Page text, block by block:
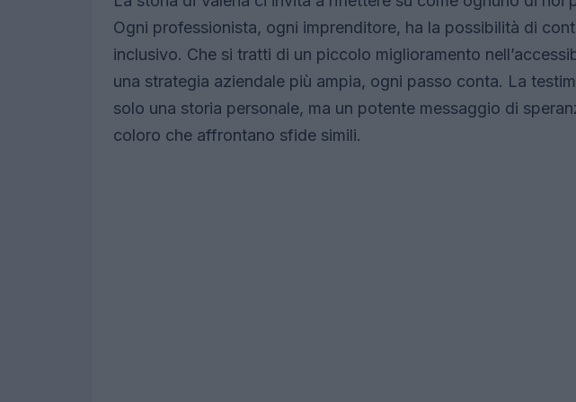
Ogni professionista, ogni imprenditore, ha la possibilità di
inclusivo. Che si tratti di un piccolo miglioramento
una strategia aziendale più ampia, ogni passo conta. La
solo una storia personale, ma un potente messaggio di
coloro che affrontano sfide simili.